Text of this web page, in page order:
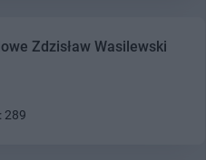
Zdzisław Wasilewski
289